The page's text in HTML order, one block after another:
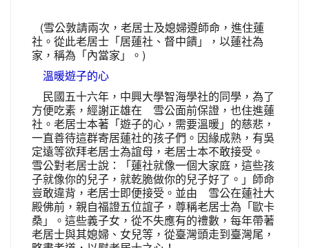
(雪公敦請兩次，老居士及媳婦遵師命，進住蓮
社。從此老居士「居蓮社、督中饋」，以蓮社為
家，稱為「內當家」。)
溫暖遊子的心
民國五十六年，中興大學智海學社的同學，為了
方便吃素，經謝正雄在 雪公面前保證，也住進蓮
社。老居士本著「遊子的心，需要溫暖」的慈悲，
一直善待這群寄居蓮社的孩子們。因緣成熟，有吳
定遠等欲拜老居士為誼母，老居士本不敢接受。
雪公對老居士說：「蓮社就像一個大家庭，這些孩
子就像你的兒子，就乾脆做你的兒子好了。」師命
豈敢違背，老居士即便接受。並由 雪公在蓮社大
殿佛前，親自福證五位誼子，尊稱老居士為「歐卡
桑」。這些義子女，從不失應有的禮數，每年帶著
老居士與其媳婦、女兒等，從臺灣頭走到臺灣尾，